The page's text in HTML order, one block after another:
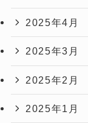
2025年4月
2025年3月
2025年2月
2025年1月